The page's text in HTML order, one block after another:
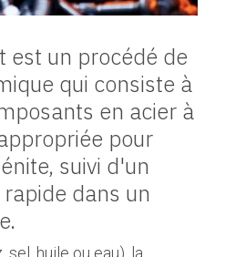
est un procédé de
qui consiste à
en acier à
pour
suivi d'un
dans un
huile ou eau), la